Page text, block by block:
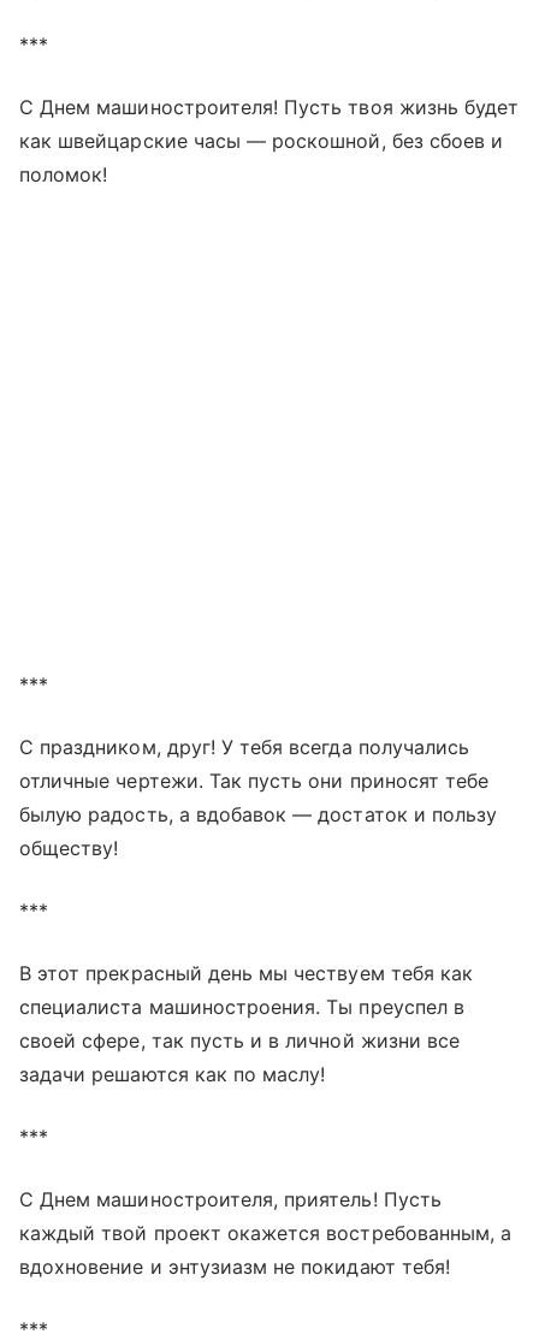
***
С Днем машиностроителя! Пусть твоя жизнь будет
как швейцарские часы — роскошной, без сбоев и
поломок!
***
С праздником, друг! У тебя всегда получались
отличные чертежи. Так пусть они приносят тебе
былую радость, а вдобавок — достаток и пользу
обществу!
***
В этот прекрасный день мы чествуем тебя как
специалиста машиностроения. Ты преуспел в
своей сфере, так пусть и в личной жизни все
задачи решаются как по маслу!
***
С Днем машиностроителя, приятель! Пусть
каждый твой проект окажется востребованным, а
вдохновение и энтузиазм не покидают тебя!
***